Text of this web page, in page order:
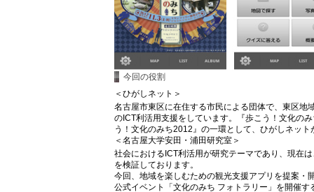
今回の役割
＜ひがしネット＞
名古屋市東区に在住する市民による団体で、東区
のICT利活用支援をしています。『歩こう！文化の
う！文化のみち2012』の一環として、ひがしネット
＜名古屋大学安田・浦田研究室＞
社会におけるICT利活用が研究テーマであり、現在
を検証しております。
今回、地域を楽しむための観光支援アプリを提案
公式イベント「文化のみち フォトラリー」を開催す